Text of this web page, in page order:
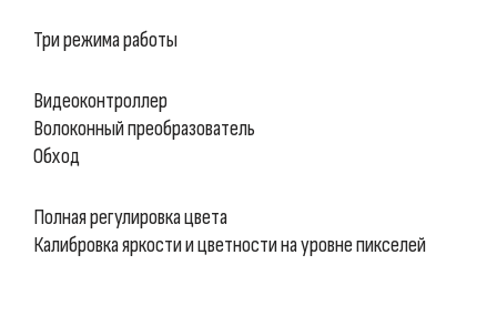
Три режима работы
Видеоконтроллер
Волоконный преобразователь
Обход
Полная регулировка цвета
Калибровка яркости и цветности на уровне пикселей